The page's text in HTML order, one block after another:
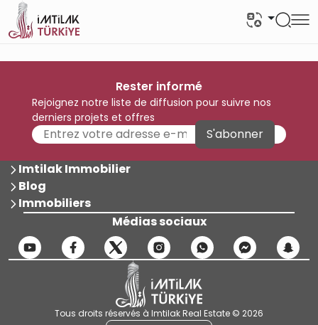
Rester informé
Rejoignez notre liste de diffusion pour suivre nos
derniers projets et offres
S'abonner
Imtilak Immobilier
Blog
Immobiliers
Médias sociaux
Tous droits réservés à Imtilak Real Estate © 2026